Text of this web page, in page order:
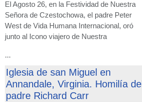
El Agosto 26, en la Festividad de Nuestra
Señora de Czestochowa, el padre Peter
West de Vida Humana Internacional, oró
junto al Icono viajero de Nuestra
...
Iglesia de san Miguel en
Annandale, Virginia. Homilía del
padre Richard Carr